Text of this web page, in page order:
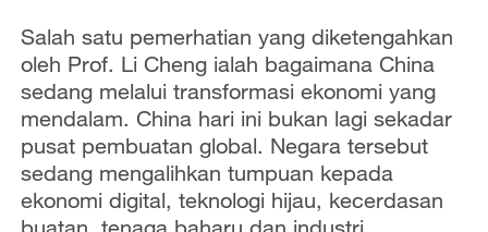
Salah satu pemerhatian yang diketengahkan
oleh Prof. Li Cheng ialah bagaimana China
sedang melalui transformasi ekonomi yang
mendalam. China hari ini bukan lagi sekadar
pusat pembuatan global. Negara tersebut
sedang mengalihkan tumpuan kepada
ekonomi digital, teknologi hijau, kecerdasan